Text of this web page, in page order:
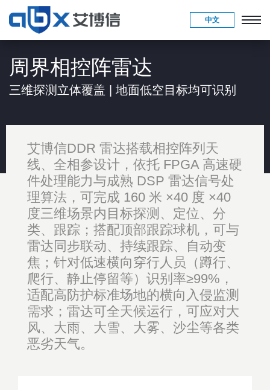
中文
周界相控阵雷达
三维探测立体覆盖 | 地面低空目标均可识别
艾博信DDR 雷达搭载相控阵列天
线、全相参设计，依托 FPGA 高速硬
件处理能力与成熟 DSP 雷达信号处
理算法，可完成 160 米 ×40 度 ×40
度三维场景内目标探测、定位、分
类、跟踪；搭配顶部跟踪球机，可与
雷达同步联动、持续跟踪、自动变
焦；针对低速横向穿行人员（蹲行、
爬行、静止停留等）识别率≥99%，
适配高防护标准场地的横向入侵监测
需求；雷达可全天候运行，可应对大
风、大雨、大雪、大雾、沙尘等各类
恶劣天气。